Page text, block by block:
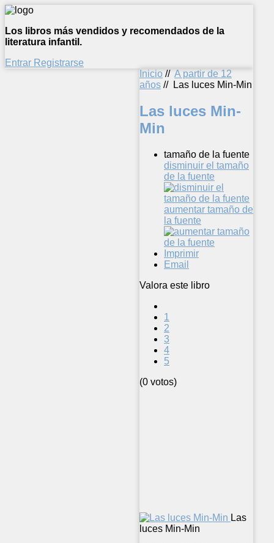
Los libros más vendidos y recomendados de la
literatura infantil.
Entrar Registrarse
Inicio // A partir de 12
años // Las luces Min-Min
Las luces Min-
Min
tamaño de la fuente
disminuir el tamaño
de la fuente
aumentar tamaño de
la fuente
Imprimir
Email
Valora este libro
1
2
3
4
5
(0 votos)
Las
luces Min-Min